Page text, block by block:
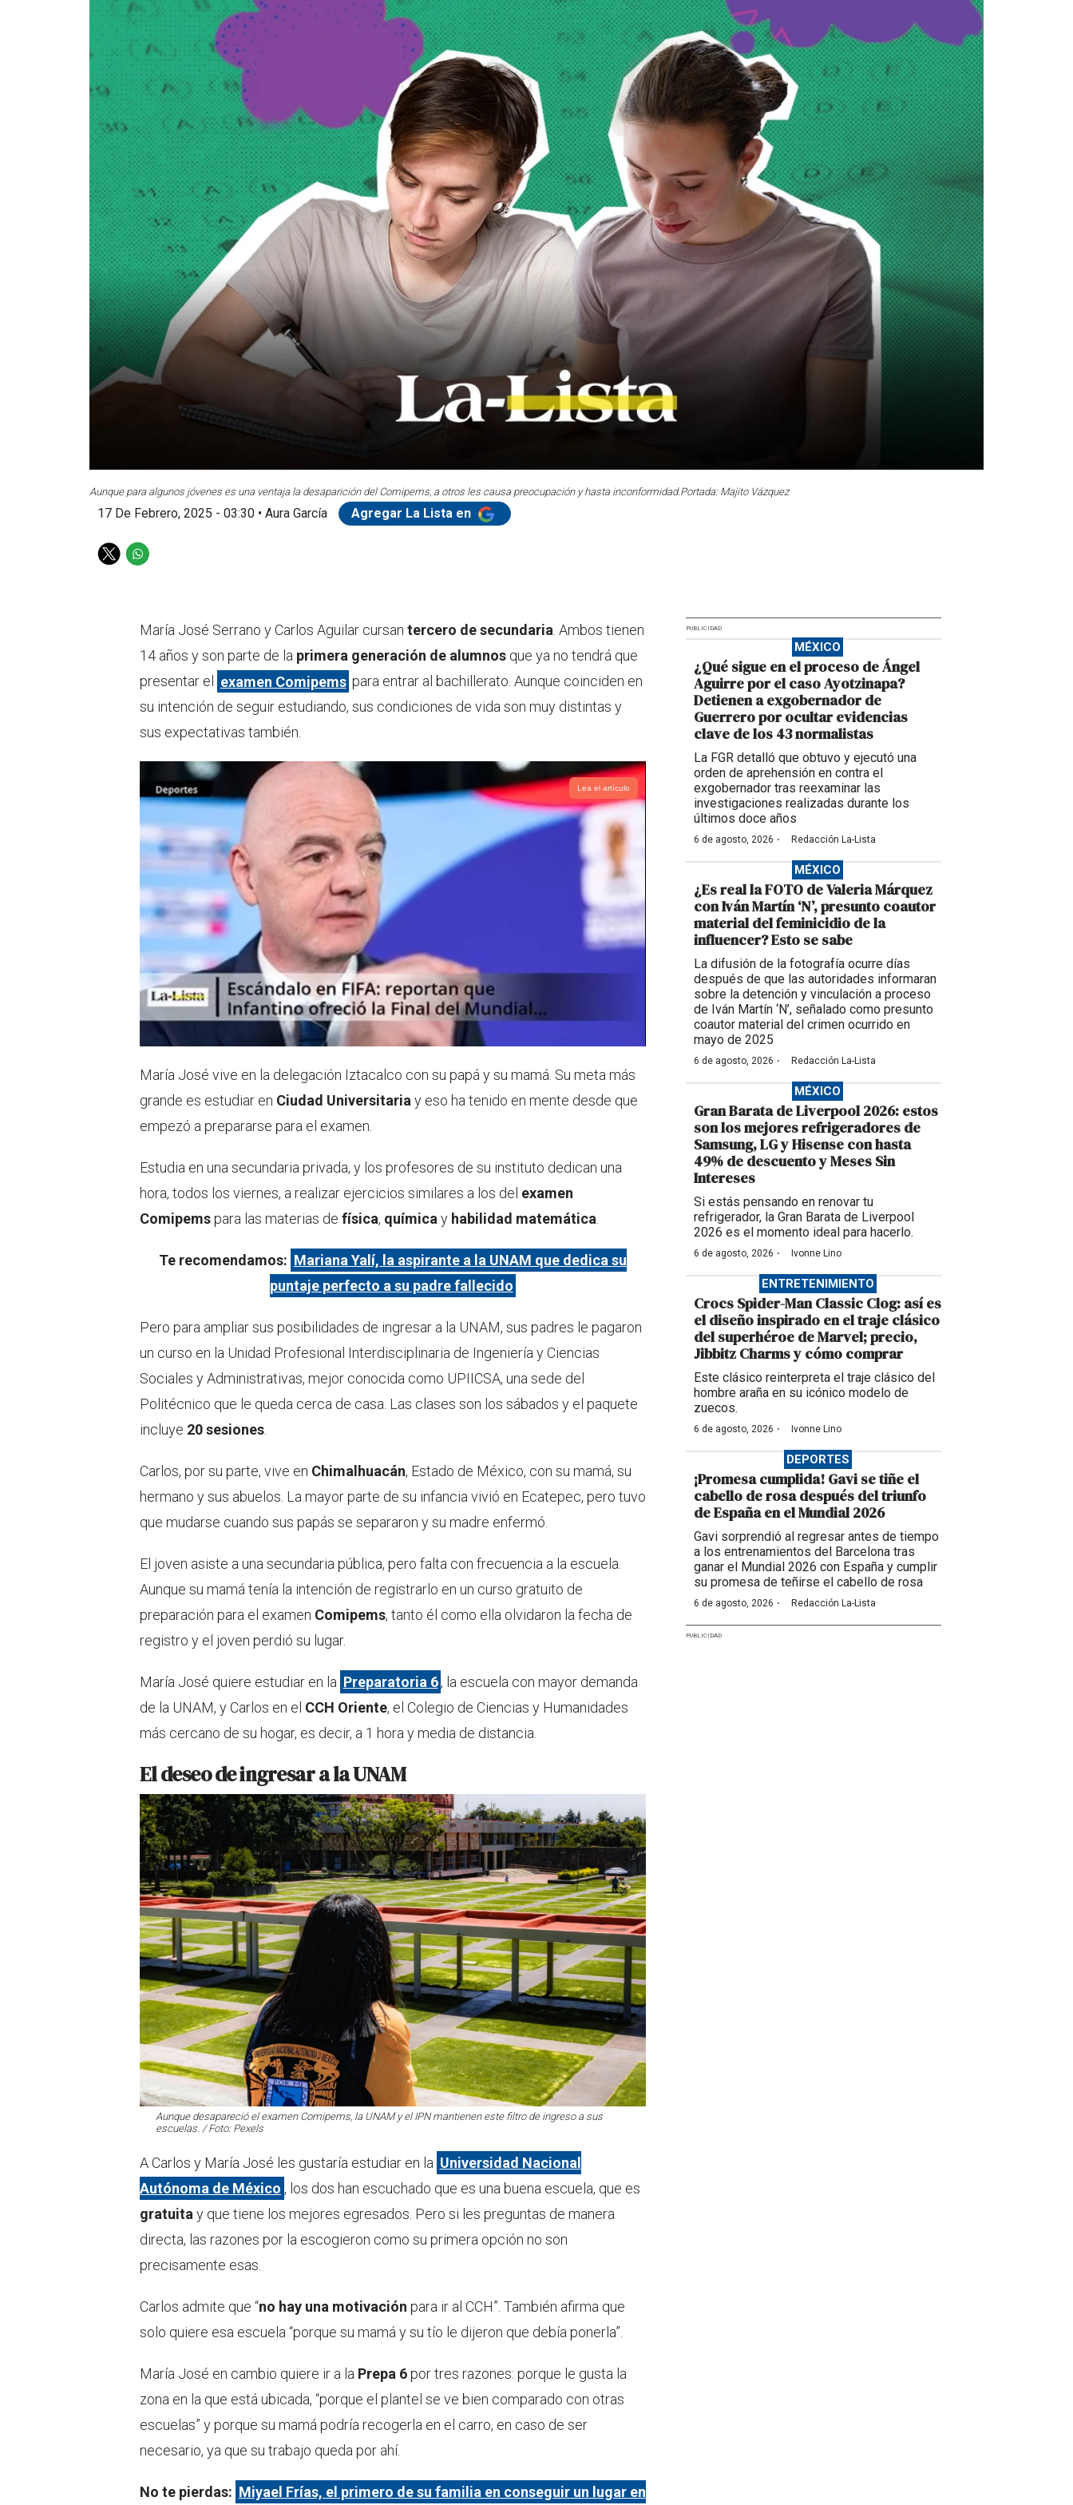
Aunque para algunos jóvenes es una ventaja la desaparición del Comipems, a otros les causa preocupación y hasta inconformidad.Portada: Majito Vázquez
17 De Febrero, 2025 - 03:30 • Aura García Agregar La Lista en
T
W
s
p
p
María José Serrano y Carlos Aguilar cursan tercero de secundaria. Ambos tienen
14 años y son parte de la primera generación de alumnos que ya no tendrá que
presentar el
examen Comipems para entrar al bachillerato. Aunque coinciden en
su intención de seguir estudiando, sus condiciones de vida son muy distintas y
sus expectativas también.
Lea el artículo
María José vive en la delegación Iztacalco con su papá y su mamá. Su meta más
grande es estudiar en Ciudad Universitaria y eso ha tenido en mente desde que
empezó a prepararse para el examen.
Estudia en una secundaria privada, y los profesores de su instituto dedican una
hora, todos los viernes, a realizar ejercicios similares a los del examen
Comipemspara las materias de física, química y habilidad matemática
Te recomendamos: Mariana Yalí, la aspirante a la UNAM que dedica su
puntaje perfecto a su padre fallecido
Pero para ampliar sus posibilidades de ingresar a la UNAM, sus padres le pagaron
un curso en la Unidad Profesional Interdisciplinaria de Ingeniería y Ciencias
Sociales y Administrativas, mejor conocida como UPIICSA, una sede del
Politécnico que le queda cerca de casa. Las clases son los sábados y el paquete
incluye 20 sesiones
Carlos, por su parte, vive en Chimalhuacán, Estado de México, con su mamá, su
hermano y sus abuelos. La mayor parte de su infancia vivió en Ecatepec, pero tuvo
que mudarse cuando sus papás se separaron y su madre enfermó.
El joven asiste a una secundaria pública, pero falta con frecuencia a la escuela.
Aunque su mamá tenía la intención de registrarlo en un curso gratuito de
preparación para el examen Comipems, tanto él como ella olvidaron la fecha de
registro y el joven perdió su lugar.
María José quiere estudiar en la Preparatoria 6, la escuela con mayor demanda
de la UNAM, y Carlos en el CCH Oriente, el Colegio de Ciencias y Humanidades
más cercano de su hogar, es decir, a 1 hora y media de distancia.
El deseo de ingresar a la UNAM
Aunque desapareció el examen Comipems, la UNAM y el IPN mantienen este filtro de ingreso a sus
escuelas. / Foto: Pexels
A Carlos y María José les gustaría estudiar en la Universidad Nacional
Autónoma de México , los dos han escuchado que es una buena escuela, que es
gratuita y que tiene los mejores egresados. Pero si les preguntas de manera
directa, las razones por la escogieron como su primera opción no son
precisamente esas.
Carlos admite que “no hay una motivación para ir al CCH”. También afirma que
solo quiere esa escuela “porque su mamá y su tío le dijeron que debía ponerla”.
María José en cambio quiere ir a la Prepa 6por tres razones: porque le gusta la
zona en la que está ubicada, “porque el plantel se ve bien comparado con otras
escuelas” y porque su mamá podría recogerla en el carro, en caso de ser
necesario, ya que su trabajo queda por ahí.
No te pierdas: Miyael Frías, el primero de su familia en conseguir un lugar en
PUBLICIDAD
MÉXICO
¿Qué sigue en el proceso de Ángel
Aguirre por el caso Ayotzinapa?
Detienen a exgobernador de
Guerrero por ocultar evidencias
clave de los 43 normalistas
La FGR detalló que obtuvo y ejecutó una
orden de aprehensión en contra el
exgobernador tras reexaminar las
investigaciones realizadas durante los
últimos doce años
6 de agosto, 2026 · Redacción La-Lista
MÉXICO
¿Es real la FOTO de Valeria Márquez
con Iván Martín ‘N’, presunto coautor
material del feminicidio de la
influencer? Esto se sabe
La difusión de la fotografía ocurre días
después de que las autoridades informaran
sobre la detención y vinculación a proceso
de Iván Martín ‘N’, señalado como presunto
coautor material del crimen ocurrido en
mayo de 2025
6 de agosto, 2026 · Redacción La-Lista
MÉXICO
Gran Barata de Liverpool 2026: estos
son los mejores refrigeradores de
Samsung, LG y Hisense con hasta
49% de descuento y Meses Sin
Intereses
Si estás pensando en renovar tu
refrigerador, la Gran Barata de Liverpool
2026 es el momento ideal para hacerlo.
6 de agosto, 2026 · Ivonne Lino
ENTRETENIMIENTO
Crocs Spider-Man Classic Clog: así es
el diseño inspirado en el traje clásico
del superhéroe de Marvel; precio,
Jibbitz Charms y cómo comprar
Este clásico reinterpreta el traje clásico del
hombre araña en su icónico modelo de
zuecos.
6 de agosto, 2026 · Ivonne Lino
DEPORTES
¡Promesa cumplida! Gavi se tiñe el
cabello de rosa después del triunfo
de España en el Mundial 2026
Gavi sorprendió al regresar antes de tiempo
a los entrenamientos del Barcelona tras
ganar el Mundial 2026 con España y cumplir
su promesa de teñirse el cabello de rosa
6 de agosto, 2026 · Redacción La-Lista
PUBLICIDAD